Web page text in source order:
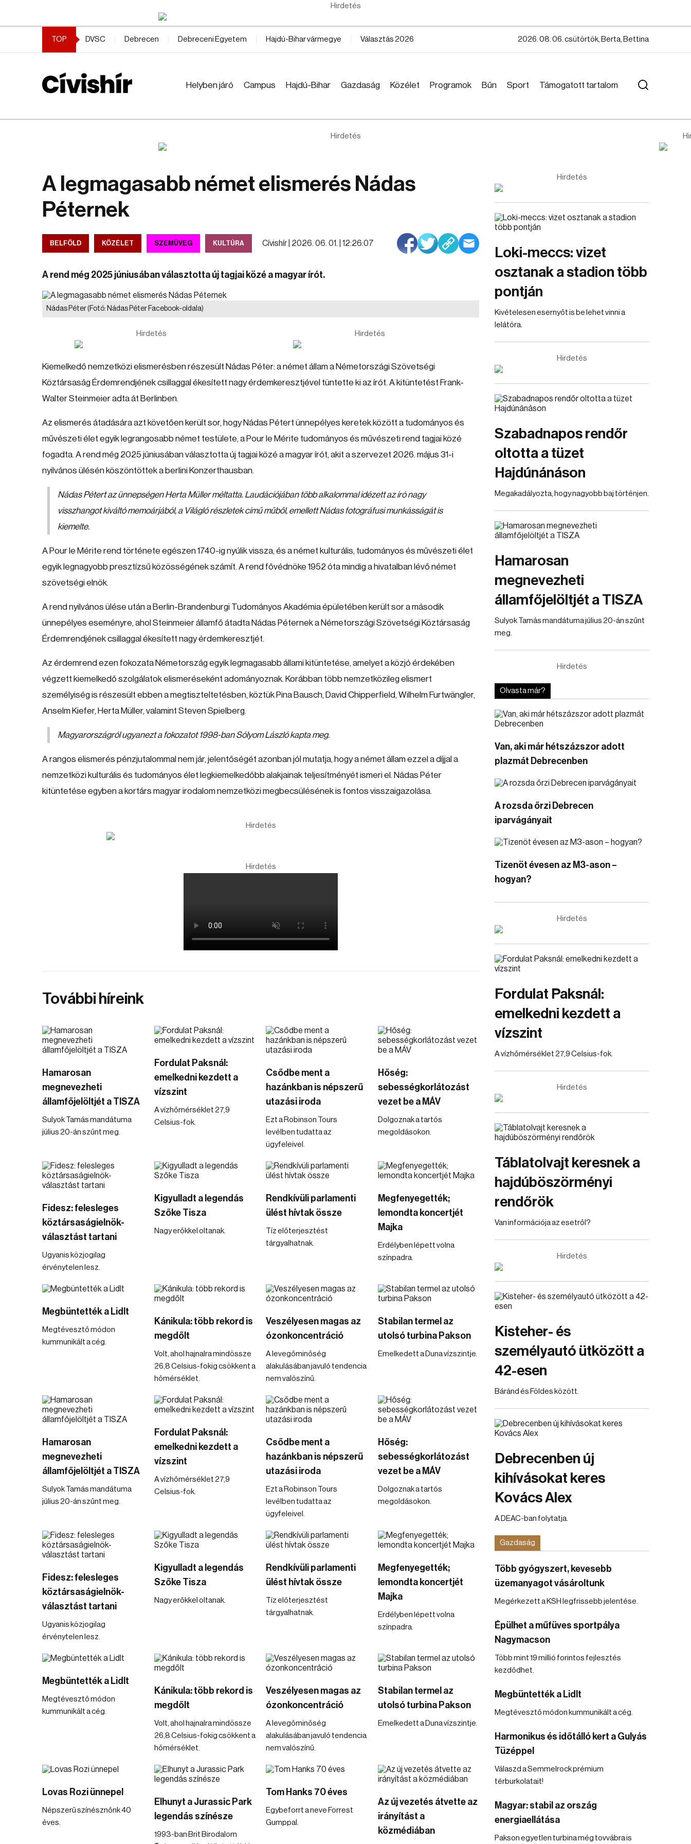
Hirdetés
TOP DVSC Debrecen Debreceni Egyetem Hajdú-Bihar vármegye Választás 2026 2026. 08. 06. csütörtök, Berta, Bettina
Helyben járó Campus Hajdú-Bihar Gazdaság Közélet Programok Bűn Sport Támogatott tartalom
Hirdetés
A legmagasabb német elismerés Nádas
Péternek
BELFÖLD KÖZÉLET SZEMÜVEG KULTÚRA Cívishír | 2026. 06. 01. | 12:26:07
A rend még 2025 júniusában választotta új tagjai közé a magyar írót.
Nádas Péter(Fotó: Nádas Péter Facebook-oldala)
Hirdetés Hirdetés
Kiemelkedő nemzetközi elismerésben részesült Nádas Péter: a német állam a Németországi Szövetségi
Köztársaság Érdemrendjének csillaggal ékesített nagy érdemkeresztjével tüntette ki az írót. A kitüntetést Frank-
Walter Steinmeier adta át Berlinben.
Az elismerés átadására azt követően került sor, hogy Nádas Pétert ünnepélyes keretek között a tudományos és
művészeti élet egyik legrangosabb német testülete, a Pour le Mérite tudományos és művészeti rend tagjai közé
fogadta. A rend még 2025 júniusában választotta új tagjai közé a magyar írót, akit a szervezet 2026. május 31-i
nyilvános ülésén köszöntöttek a berlini Konzerthausban.
Nádas Pétert az ünnepségen Herta Müller méltatta. Laudációjában több alkalommal idézett az író nagy
visszhangot kiváltó memoárjából, a Világló részletek című műből, emellett Nádas fotográfusi munkásságát is
kiemelte.
A Pour le Mérite rend története egészen 1740-ig nyúlik vissza, és a német kulturális, tudományos és művészeti élet
egyik legnagyobb presztízsű közösségének számít. A rend fővédnöke 1952 óta mindig a hivatalban lévő német
szövetségi elnök.
A rend nyilvános ülése után a Berlin-Brandenburgi Tudományos Akadémia épületében került sor a második
ünnepélyes eseményre, ahol Steinmeier államfő átadta Nádas Péternek a Németországi Szövetségi Köztársaság
Érdemrendjének csillaggal ékesített nagy érdemkeresztjét.
Az érdemrend ezen fokozata Németország egyik legmagasabb állami kitüntetése, amelyet a közjó érdekében
végzett kiemelkedő szolgálatok elismeréseként adományoznak. Korábban több nemzetközileg elismert
személyiség is részesült ebben a megtiszteltetésben, köztük Pina Bausch, David Chipperfield, Wilhelm Furtwängler,
Anselm Kiefer, Herta Müller, valamint Steven Spielberg.
Magyarországról ugyanezt a fokozatot 1998-ban Sólyom László kapta meg.
A rangos elismerés pénzjutalommal nem jár, jelentőségét azonban jól mutatja, hogy a német állam ezzel a díjjal a
nemzetközi kulturális és tudományos élet legkiemelkedőbb alakjainak teljesítményét ismeri el. Nádas Péter
kitüntetése egyben a kortárs magyar irodalom nemzetközi megbecsülésének is fontos visszaigazolása.
Hirdetés
Hirdetés
További híreink
Hamarosan
megnevezheti
államfőjelöltjét a TISZA
Sulyok Tamás mandátuma
július 20-án szűnt meg.
Fordulat Paksnál:
emelkedni kezdett a
vízszint
A vízhőmérséklet 27,9
Celsius-fok.
Csődbe ment a
hazánkban is népszerű
utazási iroda
Ezt a Robinson Tours
levélben tudatta az
ügyfeleivel.
Hőség:
sebességkorlátozást
vezet be a MÁV
Dolgoznak a tartós
megoldásokon.
Fidesz: felesleges
köztársaságielnök-
választást tartani
Ugyanis közjogilag
érvénytelen lesz.
Kigyulladt a legendás
Szőke Tisza
Nagy erőkkel oltanak.
Rendkívüli parlamenti
ülést hívtak össze
Tíz előterjesztést
tárgyalhatnak.
Megfenyegették;
lemondta koncertjét
Majka
Erdélyben lépett volna
színpadra.
Megbüntették a Lidlt
Megtévesztő módon
kummunikált a cég.
Kánikula: több rekord is
megdőlt
Volt, ahol hajnalra mindössze
26,8 Celsius-fokig csökkent a
hőmérséklet.
Veszélyesen magas az
ózonkoncentráció
A levegőminőség
alakulásában javuló tendencia
nem valószínű.
Stabilan termel az
utolsó turbina Pakson
Emelkedett a Duna vízszintje.
Hamarosan
megnevezheti
államfőjelöltjét a TISZA
Sulyok Tamás mandátuma
július 20-án szűnt meg.
Fordulat Paksnál:
emelkedni kezdett a
vízszint
A vízhőmérséklet 27,9
Celsius-fok.
Csődbe ment a
hazánkban is népszerű
utazási iroda
Ezt a Robinson Tours
levélben tudatta az
ügyfeleivel.
Hőség:
sebességkorlátozást
vezet be a MÁV
Dolgoznak a tartós
megoldásokon.
Fidesz: felesleges
köztársaságielnök-
választást tartani
Ugyanis közjogilag
érvénytelen lesz.
Kigyulladt a legendás
Szőke Tisza
Nagy erőkkel oltanak.
Rendkívüli parlamenti
ülést hívtak össze
Tíz előterjesztést
tárgyalhatnak.
Megfenyegették;
lemondta koncertjét
Majka
Erdélyben lépett volna
színpadra.
Megbüntették a Lidlt
Megtévesztő módon
kummunikált a cég.
Kánikula: több rekord is
megdőlt
Volt, ahol hajnalra mindössze
26,8 Celsius-fokig csökkent a
hőmérséklet.
Veszélyesen magas az
ózonkoncentráció
A levegőminőség
alakulásában javuló tendencia
nem valószínű.
Stabilan termel az
utolsó turbina Pakson
Emelkedett a Duna vízszintje.
Lovas Rozi ünnepel
Népszerű színésznőnk 40
éves.
Elhunyt a Jurassic Park
legendás színésze
1993-ban Brit Birodalom
Tom Hanks 70 éves
Egybeforrt a neve Forrest
Gumppal.
Az új vezetés átvette az
irányítást a
közmédiában
Hirdetés
Loki-meccs: vizet
osztanak a stadion több
pontján
Kivételesen esernyőt is be lehet vinni a
lelátóra.
Hirdetés
Szabadnapos rendőr
oltotta a tüzet
Hajdúnánáson
Megakadályozta, hogy nagyobb baj történjen.
Hamarosan
megnevezheti
államfőjelöltjét a TISZA
Sulyok Tamás mandátuma július 20-án szűnt
meg.
Hirdetés
Olvasta már?
Van, aki már hétszázszor adott
plazmát Debrecenben
A rozsda őrzi Debrecen
iparvágányait
Tizenöt évesen az M3-ason –
hogyan?
Hirdetés
Fordulat Paksnál:
emelkedni kezdett a
vízszint
A vízhőmérséklet 27,9 Celsius-fok.
Hirdetés
Táblatolvajt keresnek a
hajdúböszörményi
rendőrök
Van információja az esetről?
Hirdetés
Kisteher- és
személyautó ütközött a
42-esen
Báránd és Földes között.
Debrecenben új
kihívásokat keres
Kovács Alex
A DEAC-ban folytatja.
Gazdaság
Több gyógyszert, kevesebb
üzemanyagot vásároltunk
Megérkezett a KSH legfrissebb jelentése.
Épülhet a műfüves sportpálya
Nagymacson
Több mint 19 millió forintos fejlesztés
kezdődhet.
Megbüntették a Lidlt
Megtévesztő módon kummunikált a cég.
Harmonikus és időtálló kert a Gulyás
Tüzéppel
Válaszd a Semmelrock prémium
térburkolatait!
Magyar: stabil az ország
energiaellátása
Pakson egyetlen turbina még tovvábra is